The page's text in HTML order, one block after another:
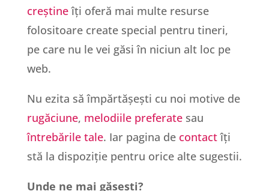
creștineîți oferă mai multe resurse
folositoare create special pentru tineri,
pe care nu le vei găsi în niciun alt loc pe
web.
Nu ezita să împărtășești cu noi motive de
rugăciune, melodiile preferatesau
întrebările tale. Iar pagina de contactîți
stă la dispoziție pentru orice alte sugestii.
Unde ne mai găsești?